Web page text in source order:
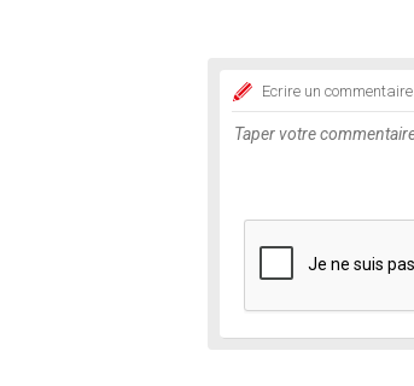
Ecrire un commentaire